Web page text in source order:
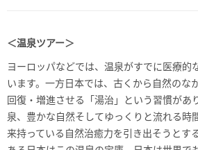
＜温泉ツアー＞
ヨーロッパなどでは、温泉がすでに医療的
います。一方日本では、古くから自然のな
回復・増進させる「湯治」という習慣があ
泉、豊かな自然そしてゆっくりと流れる時
来持っている自然治癒力を引き出そうとす